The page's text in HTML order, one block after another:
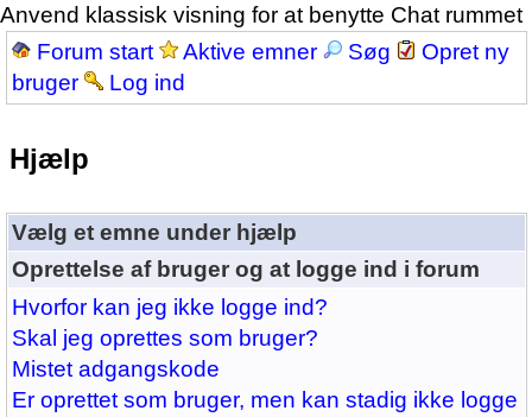
Anvend klassisk visning for at benytte Chat rummet
Forum start
Aktive emner Søg
Opret ny
bruger
Log ind
Hjælp
Vælg et emne under hjælp
Oprettelse af bruger og at logge ind i forum
Hvorfor kan jeg ikke logge ind?
Skal jeg oprettes som bruger?
Mistet adgangskode
Er oprettet som bruger, men kan stadig ikke logge